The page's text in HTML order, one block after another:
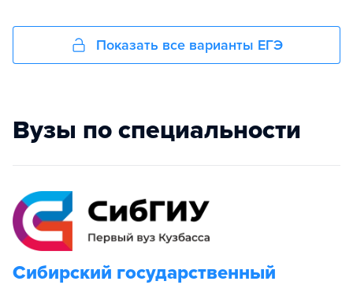
Показать все варианты ЕГЭ
Вузы по специальности
Сибирский государственный